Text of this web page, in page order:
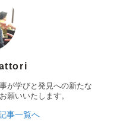
が学びと発見への新たな
願いいたします。
事一覧へ